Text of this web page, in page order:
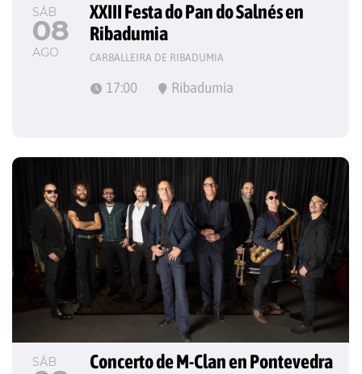
SÁB
08
AGO
XXIII Festa do Pan do Salnés en
Ribadumia
CARBALLEIRA DE RIBADUMIA
17:00 Ribadumia
SÁB Concerto de M-Clan en Pontevedra